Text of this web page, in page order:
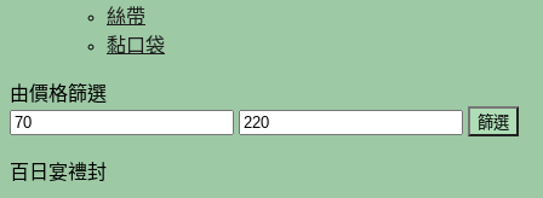
絲帶
黏口袋
由價格篩選
篩選
百日宴禮封